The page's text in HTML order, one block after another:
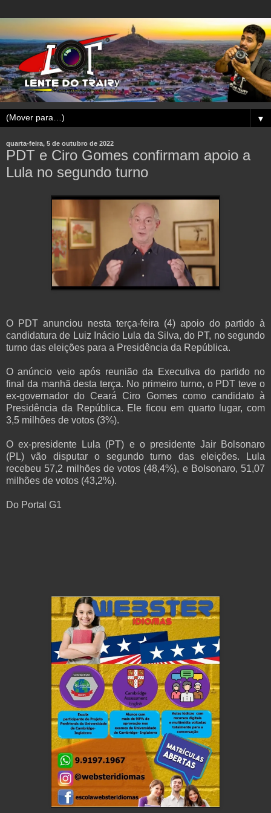
▼
quarta-feira, 5 de outubro de 2022
PDT e Ciro Gomes confirmam apoio a
Lula no segundo turno
O PDT anunciou nesta terça-feira (4) apoio do partido à
candidatura de Luiz Inácio Lula da Silva, do PT, no segundo
turno das eleições para a Presidência da República.
O anúncio veio após reunião da Executiva do partido no
final da manhã desta terça. No primeiro turno, o PDT teve o
ex-governador do Ceará Ciro Gomes como candidato à
Presidência da República. Ele ficou em quarto lugar, com
3,5 milhões de votos (3%).
O ex-presidente Lula (PT) e o presidente Jair Bolsonaro
(PL) vão disputar o segundo turno das eleições. Lula
recebeu 57,2 milhões de votos (48,4%), e Bolsonaro, 51,07
milhões de votos (43,2%).
Do Portal G1